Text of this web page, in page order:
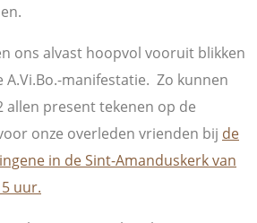
ons alvast hoopvol vooruit blikken
A.Vi.Bo.-manifestatie. Zo kunnen
allen present tekenen op de
onze overleden vrienden bij de
in de Sint-Amanduskerk van
uur.